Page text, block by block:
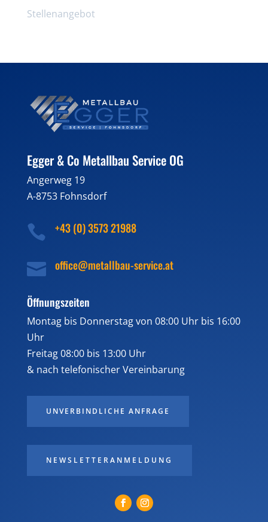
Stellenangebot
Egger & Co Metallbau Service OG
Angerweg 19
A-8753 Fohnsdorf
 +43 (0) 3573 21988
 office@metallbau-service.at
Öffnungszeiten
Montag bis Donnerstag von 08:00 Uhr bis 16:00
Uhr
Freitag 08:00 bis 13:00 Uhr
& nach telefonischer Vereinbarung
UNVERBINDLICHE ANFRAGE
NEWSLETTERANMELDUNG